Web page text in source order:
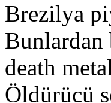
Brezilya
Bunlardan
death
Öldürücü